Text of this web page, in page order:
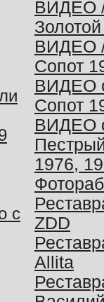
с
ВИДЕО
ВИДЕО
Сопот
ВИДЕО
Сопот
ВИДЕО
1976,
ZDD
Allita